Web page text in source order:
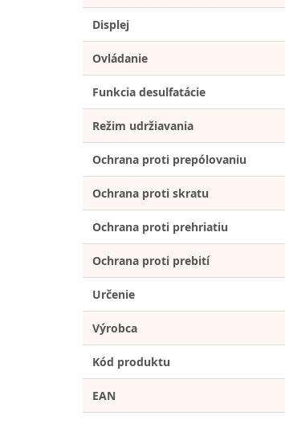
Displej
Ovládanie
Funkcia desulfatácie
Režim udržiavania
Ochrana proti prepólovaniu
Ochrana proti skratu
Ochrana proti prehriatiu
Ochrana proti prebití
Určenie
Výrobca
Kód produktu
EAN